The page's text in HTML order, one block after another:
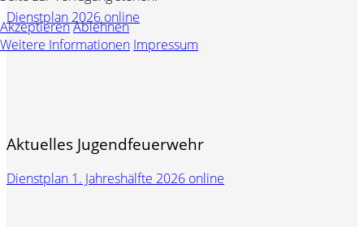
Dienstplan 2026 online
Aktuelles Jugendfeuerwehr
Dienstplan 1. Jahreshälfte 2026 online
AkzeptierenAblehnen
Weitere Informationen Impressum